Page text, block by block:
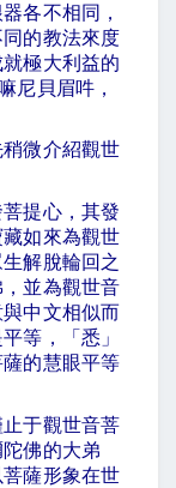
各不相同，
的教法來度
極大利益的
尼貝眉吽，
微介紹觀世
提心，其發
如來為觀世
解脫輪回之
並為觀世音
中文相似而
等，「悉」
的慧眼平等
于觀世音菩
佛的大弟
薩形象在世